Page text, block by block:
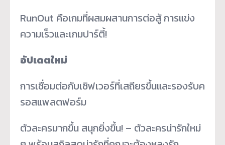
RunOut คือเกมที่ผสมผสานการต่อสู้ การแข่ง
ความเร็วและเกมปาร์ตี้!
อัปเดตใหม่
การเชื่อมต่อกับเซิฟเวอร์ที่เสถียรขึ้นและรองรับค
รอสแพลตฟอร์ม
ตัวละครมากขึ้น สนุกยิ่งขึ้น! – ตัวละครน่ารักใหม่